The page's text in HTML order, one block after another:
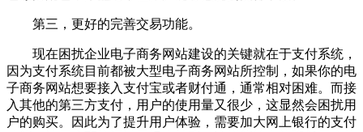
第三，更好的完善交易功能。
现在困扰企业电子商务网站建设的关键就在于支付系统，
因为支付系统目前都被大型电子商务网站所控制，如果你的电
子商务网站想要接入支付宝或者财付通，通常相对困难。而接
入其他的第三方支付，用户的使用量又很少，这显然会困扰用
户的购买。因此为了提升用户体验，需要加大网上银行的支付